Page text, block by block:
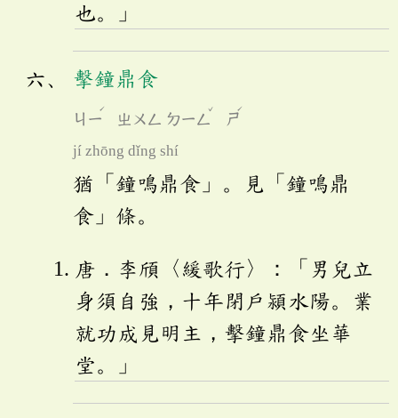
也。」
擊鐘鼎食
ㄐㄧ
ˊ
ㄓㄨㄥ ㄉㄧㄥ
ˇ
ㄕ
ˊ
jí zhōng dǐng shí
猶「鐘鳴鼎食」。見「鐘鳴鼎
食」條。
唐．李頎〈緩歌行〉：「男兒立
身須自強，十年閉戶潁水陽。業
就功成見明主，擊鐘鼎食坐華
堂。」